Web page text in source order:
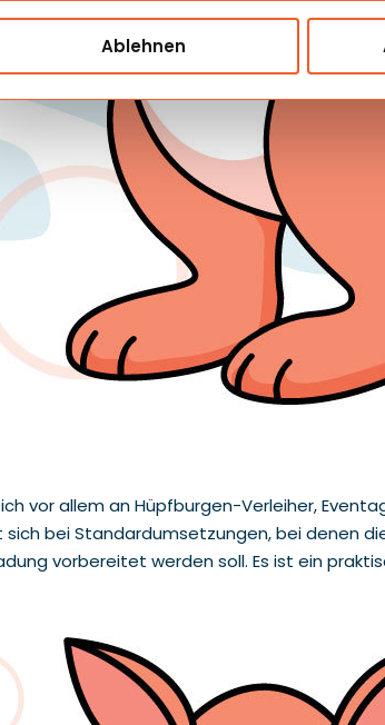
Ablehnen
vor allem an Hüpfburgen-Verleiher,
sich bei Standardumsetzungen, bei denen
vorbereitet werden soll. Es ist ein